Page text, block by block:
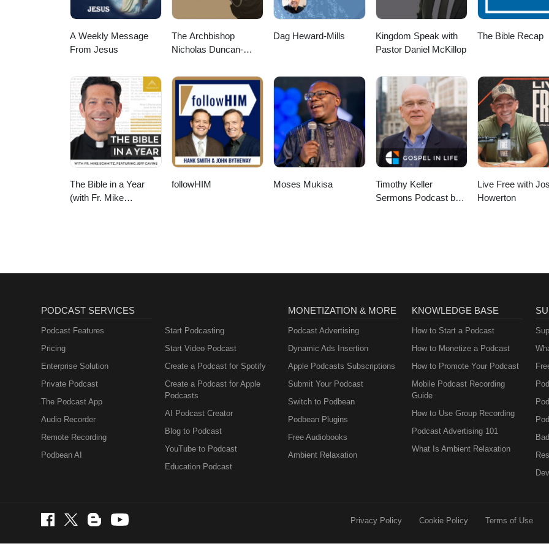
A Weekly Message
From Jesus
The Archbishop
Nicholas Duncan-
Dag Heward-Mills
Kingdom Speak with
Pastor Daniel McKillop
The Bible Recap
The Bible in a Year
(with Fr. Mike
followHIM Moses Mukisa
Timothy Keller
Sermons Podcast by
Live Free with
Howerton
PODCAST SERVICES
Podcast Features
Pricing
Enterprise Solution
Private Podcast
The Podcast App
Audio Recorder
Remote Recording
Podbean AI
Start Podcasting
Start Video Podcast
Create a Podcast for Spotify
Create a Podcast for Apple
Podcasts
AI Podcast Creator
Blog to Podcast
YouTube to Podcast
Education Podcast
MONETIZATION & MORE
Podcast Advertising
Dynamic Ads Insertion
Apple Podcasts Subscriptions
Submit Your Podcast
Switch to Podbean
Podbean Plugins
Free Audiobooks
Ambient Relaxation
KNOWLEDGE BASE
How to Start a Podcast
How to Monetize a Podcast
How to Promote Your Podcast
Mobile Podcast Recording
Guide
How to Use Group Recording
Podcast Advertising 101
What Is Ambient Relaxation
Privacy Policy Cookie Policy Terms of Use